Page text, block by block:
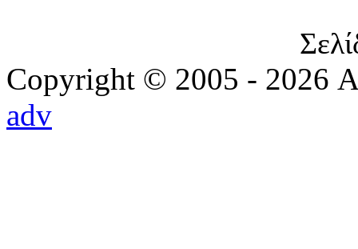
Copyright © 2005 - 2026
adv